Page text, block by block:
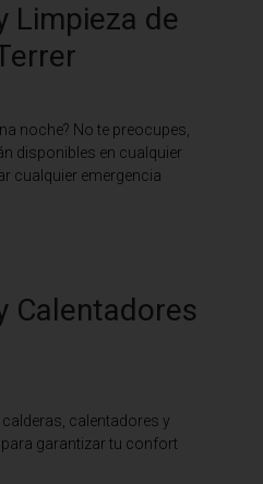
Limpieza de
noche? No te preocupes,
disponibles en cualquier
cualquier emergencia
Calentadores
calentadores y
garantizar tu confort